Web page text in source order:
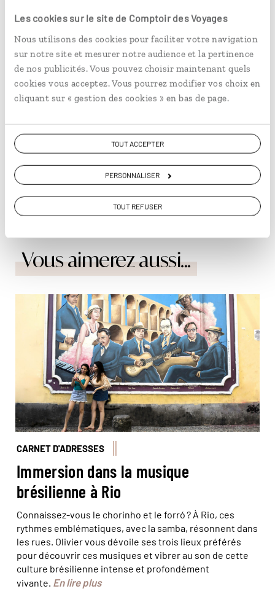
Les cookies sur le site de Comptoir des Voyages
Nous utilisons des cookies pour faciliter votre navigation
sur notre site et mesurer notre audience et la pertinence
de nos publicités. Vous pouvez choisir maintenant quels
cookies vous acceptez. Vous pourrez modifier vos choix en
cliquant sur « gestion des cookies » en bas de page.
TOUT ACCEPTER
PERSONNALISER
TOUT REFUSER
Votre valise pour Fernando de Noronha :
antimoustiques ; caméra pour photos
aquatiques. Et laissez un peu de place pour : un
esprit ouvert ; l'envie de découvrir le paradis sur
terre.
Se restaurer : Vous êtes sur une île entourée
restaurants de l'île maîtrisent parfaitement la
préparation des fruits de mer. Faites-moi
confiance, vous vous régalerez tout les jours
avec les crudités et les poissons de l’île.
Vous aimerez aussi...
© Marta Nascimento/Réa
CARNET D'ADRESSES
Immersion dans la musique
brésilienne à Rio
Connaissez-vous le chorinho et le forró ? À Rio, ces
rythmes emblématiques, avec la samba, résonnent dans
les rues. Olivier vous dévoile ses trois lieux préférés
pour découvrir ces musiques et vibrer au son de cette
culture brésilienne intense et profondément
vivante. En lire plus